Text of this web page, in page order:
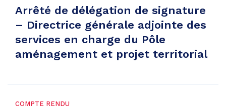
Arrêté de délégation de signature
– Directrice générale adjointe des
services en charge du Pôle
aménagement et projet territorial
COMPTE RENDU